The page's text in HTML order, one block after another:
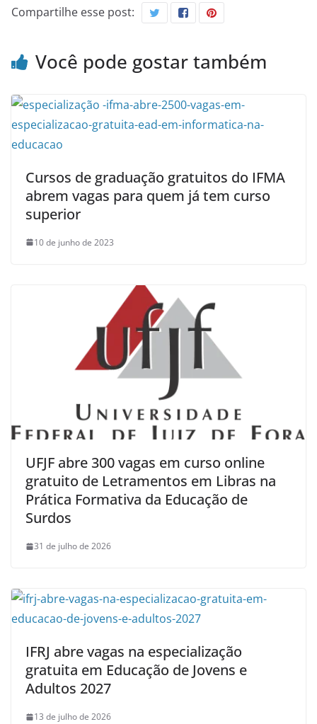
Compartilhe esse post:
Você pode gostar também
Cursos de graduação gratuitos do IFMA
abrem vagas para quem já tem curso
superior
10 de junho de 2023
UFJF abre 300 vagas em curso online
gratuito de Letramentos em Libras na
Prática Formativa da Educação de
Surdos
31 de julho de 2026
IFRJ abre vagas na especialização
gratuita em Educação de Jovens e
Adultos 2027
13 de julho de 2026